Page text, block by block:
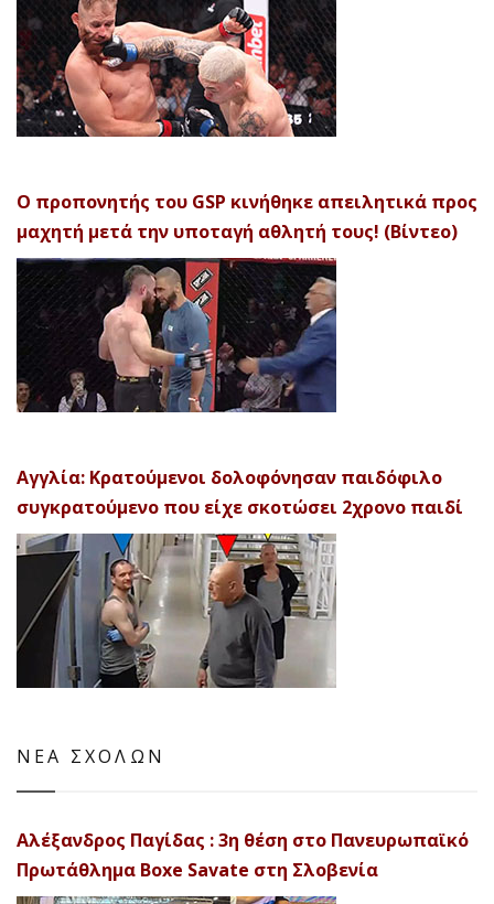
Ο προπονητής του GSP κινήθηκε απειλητικά προς
μαχητή μετά την υποταγή αθλητή τους! (Βίντεο)
Αγγλία: Κρατούμενοι δολοφόνησαν παιδόφιλο
συγκρατούμενο που είχε σκοτώσει 2χρονο παιδί
ΝΕΑ ΣΧΟΛΩΝ
Αλέξανδρος Παγίδας : 3η θέση στο Πανευρωπαϊκό
Πρωτάθλημα Boxe Savate στη Σλοβενία